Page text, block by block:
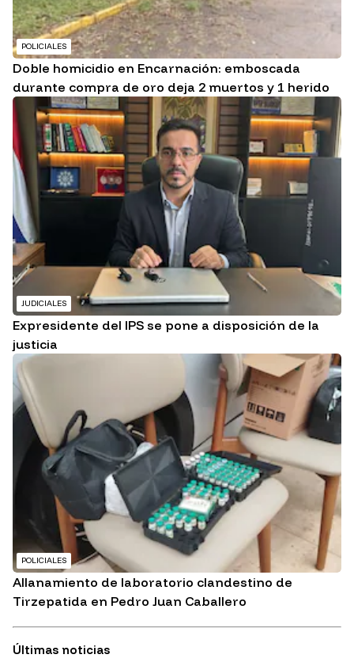
POLICIALES
Doble homicidio en Encarnación: emboscada
durante compra de oro deja 2 muertos y 1 herido
JUDICIALES
Expresidente del IPS se pone a disposición de la
justicia
POLICIALES
Allanamiento de laboratorio clandestino de
Tirzepatida en Pedro Juan Caballero
Últimas noticias